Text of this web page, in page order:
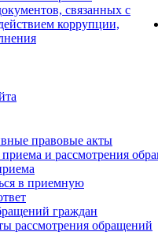
связанных с
коррупции,
правовые акты
и рассмотрения
в приемную
граждан
рассмотрения обращений